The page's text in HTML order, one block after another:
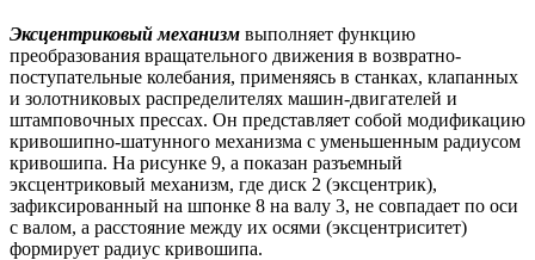
Эксцентриковый механизм выполняет функцию
преобразования вращательного движения в возвратно-
поступательные колебания, применяясь в станках, клапанных
и золотниковых распределителях машин-двигателей и
штамповочных прессах. Он представляет собой модификацию
кривошипно-шатунного механизма с уменьшенным радиусом
кривошипа. На рисунке 9, а показан разъемный
эксцентриковый механизм, где диск 2 (эксцентрик),
зафиксированный на шпонке 8 на валу 3, не совпадает по оси
с валом, а расстояние между их осями (эксцентриситет)
формирует радиус кривошипа.